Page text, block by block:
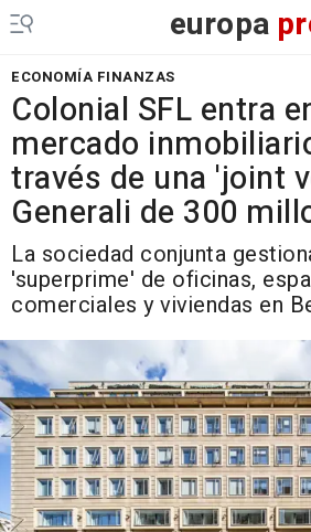
europa
ECONOMÍA FINANZAS
Colonial SFL entra
mercado
través de una 'joint
Generali de 300
La sociedad conjunta
'superprime' de oficinas,
comerciales y viviendas en